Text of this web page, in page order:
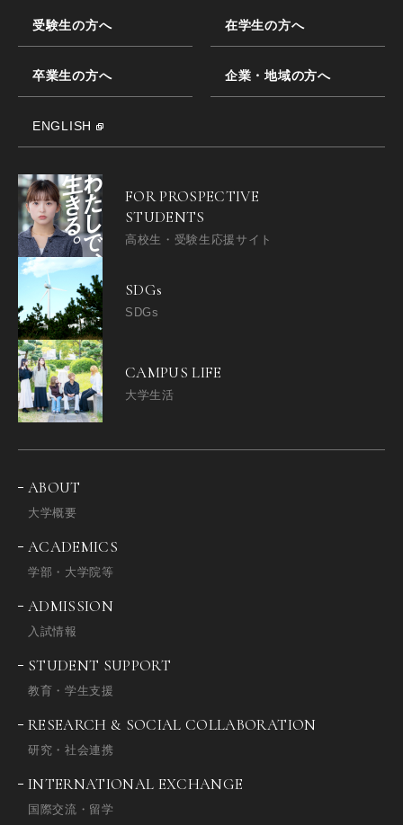
受験生の方へ 在学生の方へ
卒業生の方へ 企業・地域の方へ
ENGLISH
FOR PROSPECTIVE
STUDENTS
高校生・受験生応援サイト
SDGs
SDGs
CAMPUS LIFE
大学生活
ABOUT
大学概要
ACADEMICS
学部・大学院等
ADMISSION
入試情報
STUDENT SUPPORT
教育・学生支援
RESEARCH & SOCIAL COLLABORATION
研究・社会連携
INTERNATIONAL EXCHANGE
国際交流・留学